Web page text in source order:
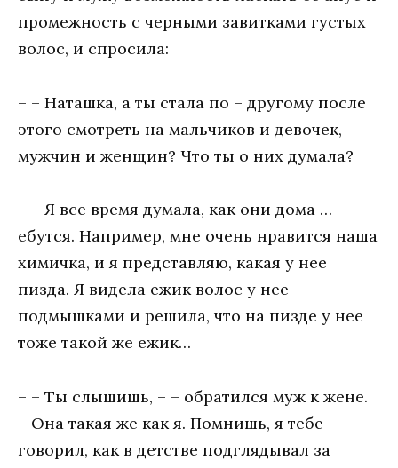
промежность с черными завитками густых
волос, и спросила:
– – Наташка, а ты стала по – другому после
этого смотреть на мальчиков и девочек,
мужчин и женщин? Что ты о них думала?
– – Я все время думала, как они дома …
ебутся. Например, мне очень нравится наша
химичка, и я представляю, какая у нее
пизда. Я видела ежик волос у нее
подмышками и решила, что на пизде у нее
тоже такой же ежик…
– – Ты слышишь, – – обратился муж к жене.
– Она такая же как я. Помнишь, я тебе
говорил, как в детстве подглядывал за